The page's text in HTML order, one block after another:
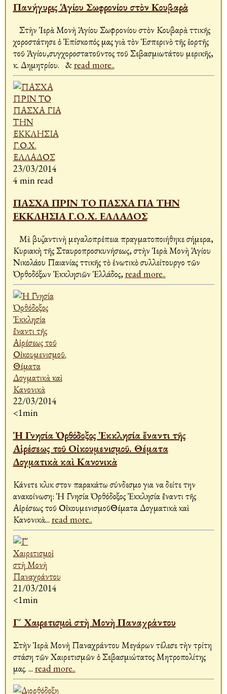
Πανήγυρις Ἁγίου Σωφρονίου στὸν Κουβαρὰ
Στὴν Ἱερὰ Μονὴ Ἁγίου Σωφρονίου στὸν Κουβαρὰ Ἀττικῆς
χοροστάτησε ὁ Ἐπίσκοπός μας γιὰ τὸν Ἑσπερινὸ τῆς ἑορτῆς
τοῦ Ἁγίου,συγχοροστατοῦντος τοῦ Σεβασμιωτάτου Ἀμερικῆς,
κ. Δημητρίου. &read more..
23/03/2014
4 min read
ΠΑΣΧΑ ΠΡΙΝ ΤΟ ΠΑΣΧΑ ΓΙΑ ΤΗΝ
ΕΚΚΛΗΣΙΑ Γ.Ο.Χ. ΕΛΛΑΔΟΣ
Μὲ βυζαντινὴ μεγαλοπρέπεια πραγματοποιήθηκε σήμερα,
Κυριακὴ τῆς Σταυροπροσκυνήσεως, στὴν Ἱερὰ Μονὴ Ἁγίου
Νικολάου Παιανίας Ἀττικῆς τὸ ἑνωτικὸ συλλείτουργο τῶν
Ὀρθοδόξων Ἐκκλησιῶν Ἑλλάδος,read more..
22/03/2014
<1min
Ἡ Γνησία Ὀρθόδοξος Ἐκκλησία ἔναντι τῆς
Αἱρέσεως τοῦ Οἰκουμενισμοῦ. Θέματα
Δογματικὰ καὶ Κανονικὰ
Κάνετε κλικ στον παρακάτω σύνδεσμο για να δείτε την
ανακοίνωση: Ἡ Γνησία Ὀρθόδοξος Ἐκκλησία ἔναντι τῆς
Αἱρέσεως τοῦ ΟἰκουμενισμοῦΘέματα Δογματικὰ καὶ
Κανονικὰ... read more..
21/03/2014
<1min
Γ΄ Χαιρετισμοὶ στὴ Μονὴ Παναχράντου
Στὴν Ἱερὰ Μονὴ Παναχράντου Μεγάρων τέλεσε τὴν τρίτη
στάση τῶν Χαιρετισμῶν ὁ Σεβασμιώτατος Μητροπολίτης
μας. ... read more..